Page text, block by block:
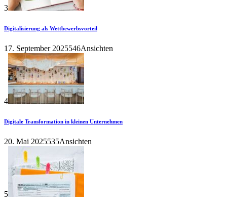
3
Digitalisierung als Wettbewerbsvorteil
17. September 2025546Ansichten
4
Digitale Transformation in kleinen Unternehmen
20. Mai 2025535Ansichten
5